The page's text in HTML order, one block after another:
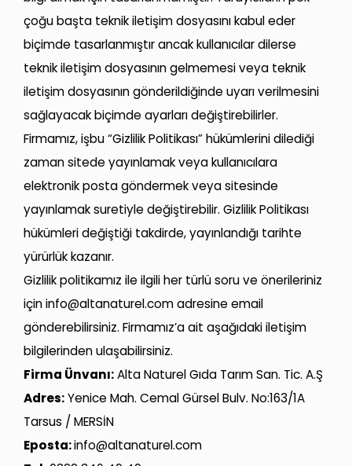
çoğu başta teknik iletişim dosyasını kabul eder
biçimde tasarlanmıştır ancak kullanıcılar dilerse
teknik iletişim dosyasının gelmemesi veya teknik
iletişim dosyasının gönderildiğinde uyarı verilmesini
sağlayacak biçimde ayarları değiştirebilirler.
Firmamız, işbu “Gizlilik Politikası” hükümlerini dilediği
zaman sitede yayınlamak veya kullanıcılara
elektronik posta göndermek veya sitesinde
yayınlamak suretiyle değiştirebilir. Gizlilik Politikası
hükümleri değiştiği takdirde, yayınlandığı tarihte
yürürlük kazanır.
Gizlilik politikamız ile ilgili her türlü soru ve önerileriniz
içininfo@altanaturel.comadresine email
gönderebilirsiniz. Firmamız’a ait aşağıdaki iletişim
bilgilerinden ulaşabilirsiniz.
Firma Ünvanı:Alta Naturel Gıda Tarım San. Tic. A.Ş
Adres:Yenice Mah. Cemal Gürsel Bulv. No:163/1A
Tarsus / MERSİN
Eposta:info@altanaturel.com